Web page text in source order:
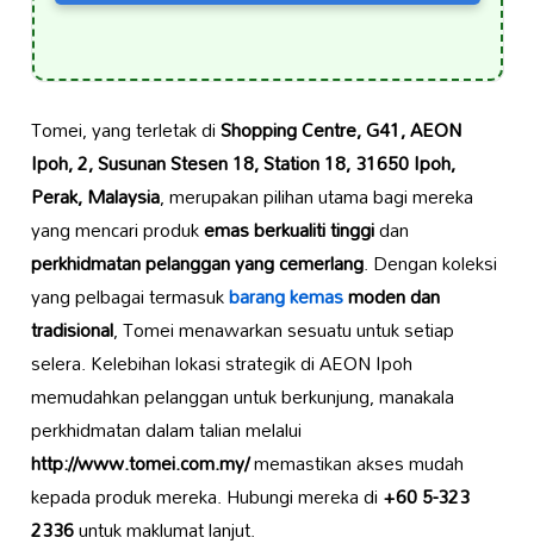
Tomei, yang terletak diShopping Centre, G41, AEON
Ipoh, 2, Susunan Stesen 18, Station 18, 31650 Ipoh,
Perak, Malaysia, merupakan pilihan utama bagi mereka
yang mencari produkemas berkualiti tinggidan
perkhidmatan pelanggan yang cemerlang. Dengan koleksi
yang pelbagai termasukbarang kemasmoden dan
tradisional, Tomei menawarkan sesuatu untuk setiap
selera. Kelebihan lokasi strategik di AEON Ipoh
memudahkan pelanggan untuk berkunjung, manakala
perkhidmatan dalam talian melalui
http://www.tomei.com.my/memastikan akses mudah
kepada produk mereka. Hubungi mereka di+60 5-323
2336untuk maklumat lanjut.